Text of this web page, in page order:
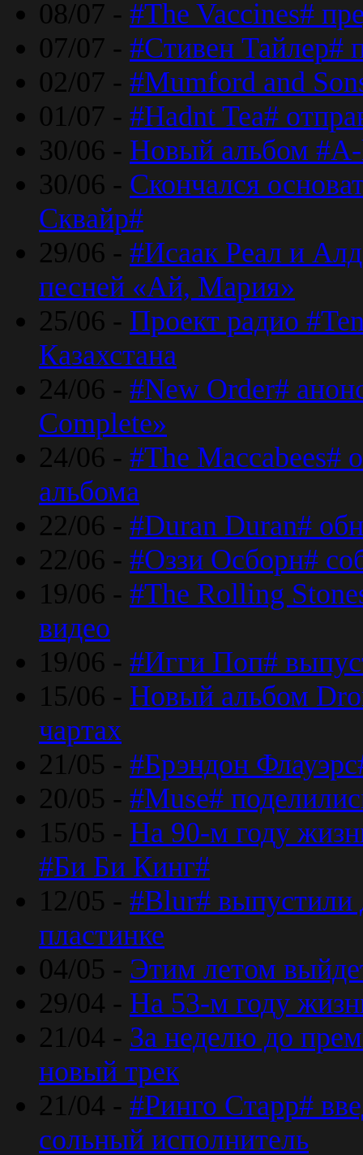
08/07 - #The Vaccines#
07/07 - #Стивен Тайлер#
02/07 - #Mumford and
01/07 - #Hadnt Tea#
30/06 - Новый альбом #A-
30/06 - Скончался
Сквайр#
29/06 - #Исаак Реал и
песней «Ай, Мария»
25/06 - Проект радио
Казахстана
24/06 - #New Order#
Complete»
24/06 - #The Maccabees#
альбома
22/06 - #Duran Duran#
22/06 - #Оззи Осборн#
19/06 - #The Rolling
видео
19/06 - #Игги Поп#
15/06 - Новый альбом
чартах
21/05 - #Брэндон
20/05 - #Muse#
15/05 - На 90-м году
#Би Би Кинг#
12/05 - #Blur# выпустили
пластинке
04/05 - Этим летом
29/04 - На 53-м году
21/04 - За неделю до
новый трек
21/04 - #Ринго Старр#
сольный исполнитель